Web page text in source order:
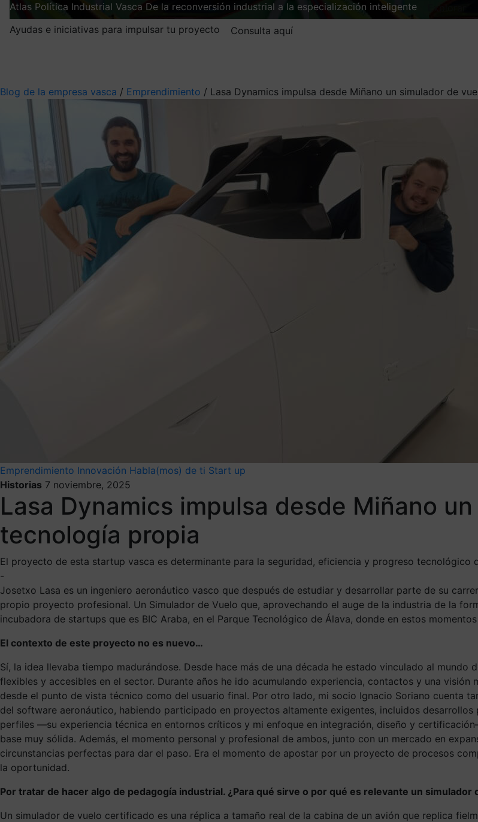
Atlas Política Industrial Vasca De la reconversión industrial a la especialización inteligente
Ayudas e iniciativas para impulsar tu proyecto
Consulta aquí
Blog de la empresa vasca / Emprendimiento / Lasa Dynamics impulsa desde Miñano un simulador de
Emprendimiento Innovación Habla(mos) de ti Start up
Historias 7 noviembre, 2025
Lasa Dynamics impulsa desde Miñano
tecnología propia
El proyecto de esta startup vasca es determinante para la seguridad, eficiencia y progreso tecnológico
-
Josetxo Lasa es un ingeniero aeronáutico vasco que después de estudiar y desarrollar parte de su
propio proyecto profesional. Un Simulador de Vuelo que, aprovechando el auge de la industria de la
incubadora de startups que es BIC Araba, en el Parque Tecnológico de Álava, donde en estos
El contexto de este proyecto no es nuevo…
Sí, la idea llevaba tiempo madurándose. Desde hace más de una década he estado vinculado al
flexibles y accesibles en el sector. Durante años he ido acumulando experiencia, contactos y una
desde el punto de vista técnico como del usuario final. Por otro lado, mi socio Ignacio Soriano cuenta
del software aeronáutico, habiendo participado en proyectos altamente exigentes, incluidos
perfiles —su experiencia técnica en entornos críticos y mi enfoque en integración, diseño y
base muy sólida. Además, el momento personal y profesional de ambos, junto con un mercado en
circunstancias perfectas para dar el paso. Era el momento de apostar por un proyecto de procesos
la oportunidad.
Por tratar de hacer algo de pedagogía industrial. ¿Para qué sirve o por qué es relevante un simulador
Un simulador de vuelo certificado es una réplica a tamaño real de la cabina de un avión que replica